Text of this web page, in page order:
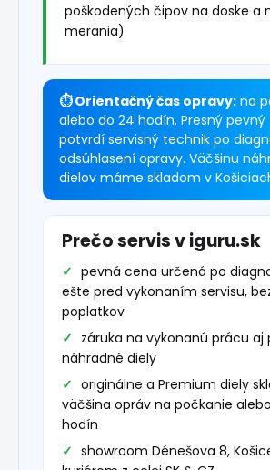
poškodených čipov na doske a
merania)
⏱ Orientačný čas opravy: na
alebo do 24 hodín. Presný
potvrdí servisný technik po
odsúhlasení opravy. Väčšinu
dielov máme skladom v
Prečo servis v iguru.sk
pevná cena určená po
ešte pred vykonaním servisu,
poplatkov
záruka na vykonanú prácu aj
náhradné diely
originálne a Premium diely
väčšina opráv na počkanie
hodín
showroom Dénešova 8,